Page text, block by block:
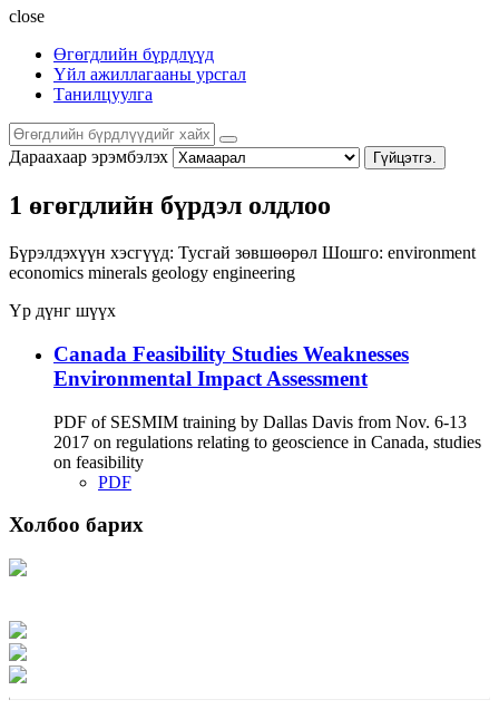
close
Өгөгдлийн бүрдлүүд
Үйл ажиллагааны урсгал
Танилцуулга
Дараахаар эрэмбэлэх Гүйцэтгэ.
1 өгөгдлийн бүрдэл олдлоо
Бүрэлдэхүүн хэсгүүд: Тусгай зөвшөөрөл Шошго: environment
economics minerals geology engineering
Үр дүнг шүүх
Canada Feasibility Studies Weaknesses
Environmental Impact Assessment
PDF of SESMIM training by Dallas Davis from Nov. 6-13
2017 on regulations relating to geoscience in Canada, studies
on feasibility
PDF
Холбоо барих